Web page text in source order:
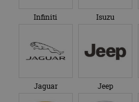
Infiniti Isuzu
Jaguar Jeep